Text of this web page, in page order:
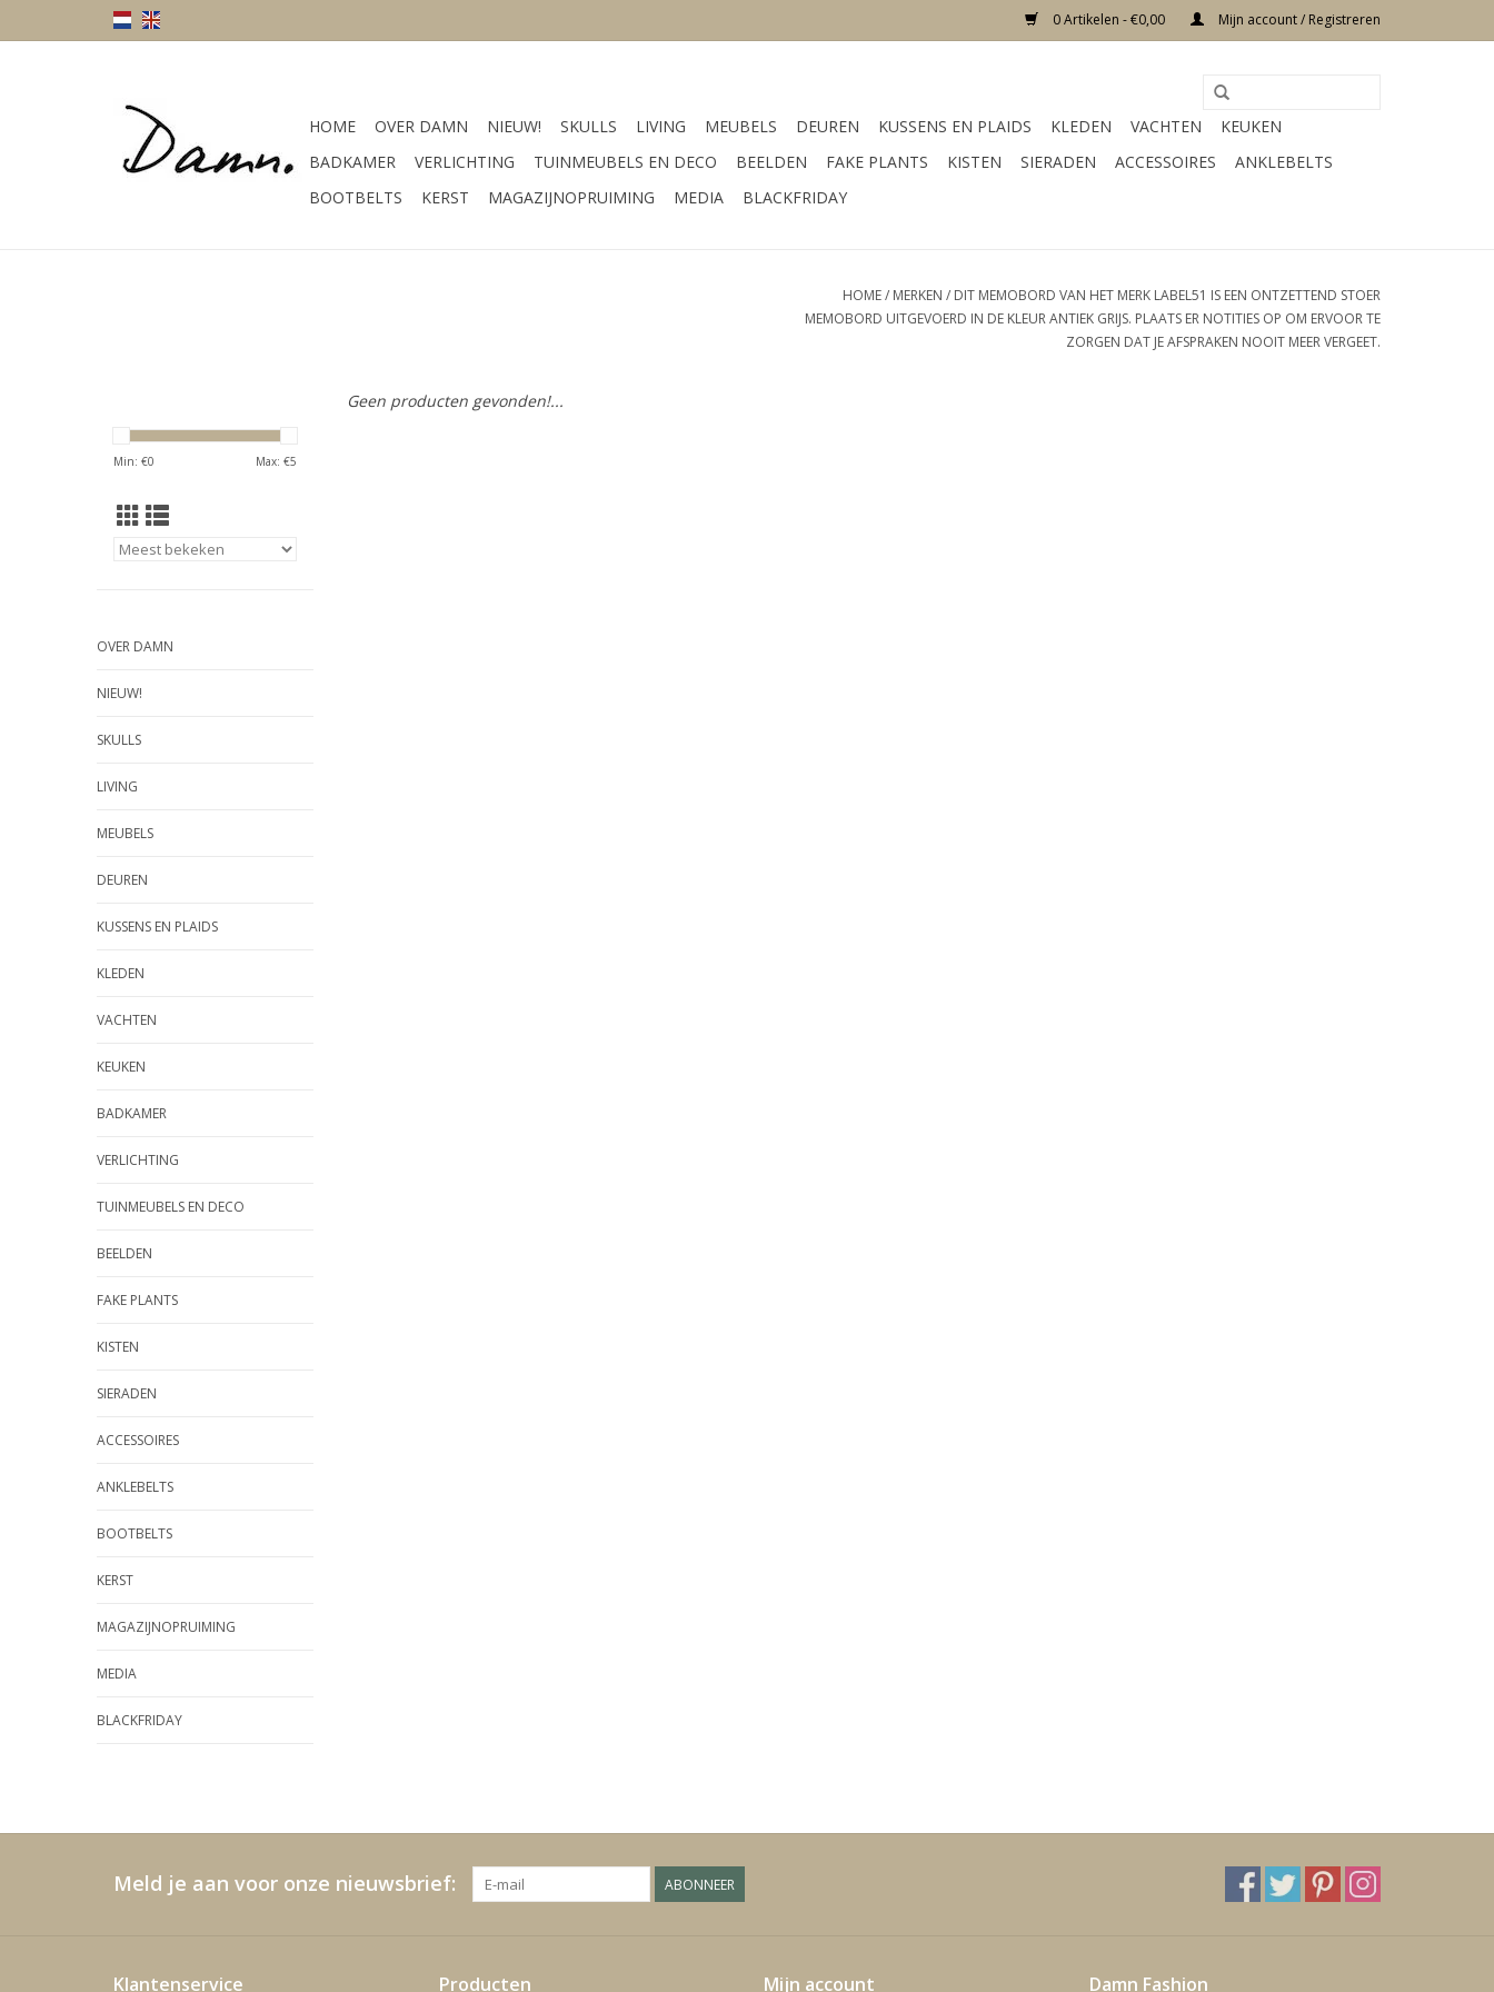
0 Artikelen - €0,00 Mijn account / Registreren
HOME OVER DAMN NIEUW! SKULLS LIVING MEUBELS DEUREN KUSSENS EN PLAIDS KLEDEN VACHTEN
KEUKEN
BADKAMER
VERLICHTING TUINMEUBELS EN DECO BEELDEN FAKE PLANTS KISTEN SIERADEN ACCESSOIRES
ANKLEBELTS
BOOTBELTS
KERST MAGAZIJNOPRUIMING MEDIA BLACKFRIDAY
HOME/ MERKEN / DIT MEMOBORD VAN HET MERK LABEL51 IS EEN ONTZETTEND STOER
MEMOBORD UITGEVOERD IN DE KLEUR ANTIEK GRIJS. PLAATS ER NOTITIES OP OM ERVOOR TE
ZORGEN DAT JE AFSPRAKEN NOOIT MEER VERGEET.
Min: €0 Max: €5
OVER DAMN
NIEUW!
SKULLS
LIVING
MEUBELS
DEUREN
KUSSENS EN PLAIDS
KLEDEN
VACHTEN
KEUKEN
BADKAMER
VERLICHTING
TUINMEUBELS EN DECO
BEELDEN
FAKE PLANTS
KISTEN
SIERADEN
ACCESSOIRES
ANKLEBELTS
BOOTBELTS
KERST
MAGAZIJNOPRUIMING
MEDIA
BLACKFRIDAY
Geen producten gevonden!...
Meld je aan voor onze nieuwsbrief: ABONNEER
Klantenservice Producten Mijn account Damn Fashion